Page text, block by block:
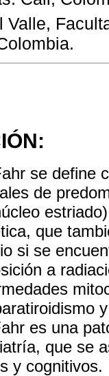
Valle,
se define
de
que
si se
a
es una
que se
y cognitivos.